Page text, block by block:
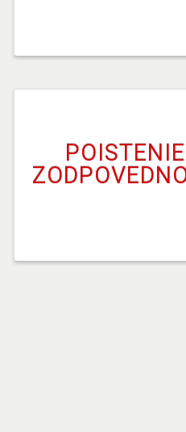
POISTENIE